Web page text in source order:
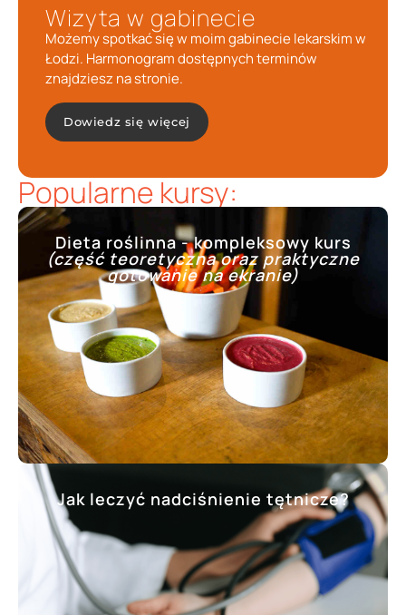
Wizyta w gabinecie
Możemy spotkać się w moim gabinecie lekarskim w
Łodzi. Harmonogram dostępnych terminów
znajdziesz na stronie.
Dowiedz się więcej
Popularne kursy:
Dieta roślinna - kompleksowy kurs
(część teoretyczna oraz praktyczne
gotowanie na ekranie)
Jak leczyć nadciśnienie tętnicze?